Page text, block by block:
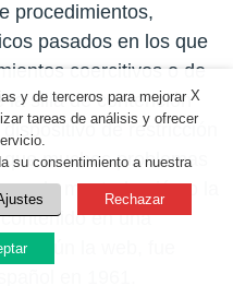
procedimientos,
pasados en los que
coercitivos o de
la silla de contención
de restricción
muchos problemas
en la masturbación o la
en una
según la web, fue
X
y de terceros para mejorar
tareas de análisis y ofrecer
su consentimiento a nuestra
Rechazar